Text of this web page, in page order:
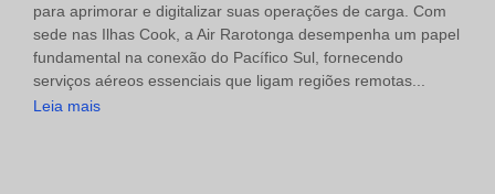
para aprimorar e digitalizar suas operações de carga. Com
sede nas Ilhas Cook, a Air Rarotonga desempenha um papel
fundamental na conexão do Pacífico Sul, fornecendo
serviços aéreos essenciais que ligam regiões remotas...
Leia mais